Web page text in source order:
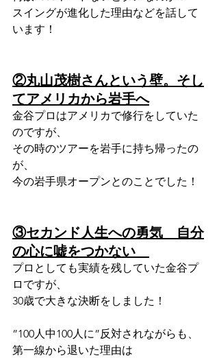
スイングが進化した理由などを話して
います！
②丸山茂樹さんという壁。そし
てアメリカから岩手へ
金谷プロはアメリカで修行をしていた
のですが、
その時のツアーを岩手に持ち帰ったの
が、
今の岩手県オープンとのことでした！
③セカンド人生への勇気　自分
の心に嘘をつかない
プロとしても実績を残していた金谷プ
ロですが、
30歳で大きな決断をしました！
”100人中100人に”反対されながらも、
第一線から退いた理由は